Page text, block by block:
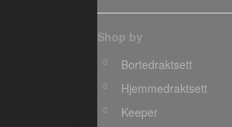
Shop by
Bortedraktsett
Hjemmedraktsett
Keeper